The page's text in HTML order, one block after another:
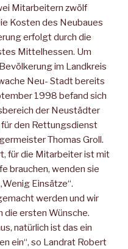
Mitarbeitern zwölf
Kosten des Neubaues
erfolgt durch die
Mittelhessen. Um
im Landkreis
Neu- Stadt bereits
1998 befand sich
der Neustädter
für den Rettungsdienst
Thomas Groll.
für die Mitarbeiter ist mit
brauchen, wenden sie
Einsätze“.
werden und wir
die ersten Wünsche.
natürlich ist das ein
ein“, so Landrat Robert